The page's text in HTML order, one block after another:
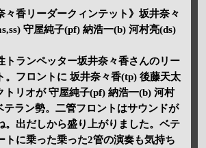
々香リーダークィンテット》坂井奈々
守屋純子(pf) 納浩一(b) 河村亮(ds)
トランペッター坂井奈々香さんのリー
。フロントに 坂井奈々香(tp) 後藤天太
トリオが 守屋純子(pf) 納浩一(b) 河村
テラン勢。二管フロントはサウンドが
。出だしから盛り上がりました。ベテ
トに乗った乗った2管の演奏も気持ち